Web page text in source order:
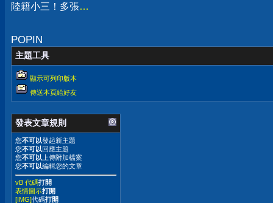
陸籍小三！多張親
POPIN
主題工具
顯示可列印版本
傳送本頁給好友
發表文章規則
您不可以發起新主題
您不可以 回應主題
您不可以 上傳附加檔案
您不可以編輯您的文章
vB 代碼打開
表情圖示打開
[IMG]代碼打開